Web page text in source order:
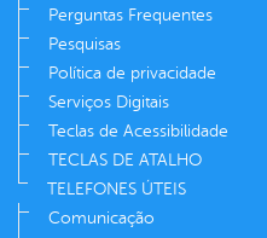
Perguntas Frequentes
Pesquisas
Política de privacidade
Serviços Digitais
Teclas de Acessibilidade
TECLAS DE ATALHO
TELEFONES ÚTEIS
Comunicação